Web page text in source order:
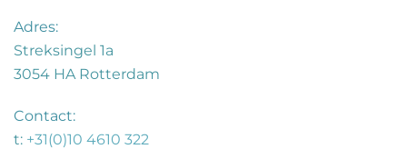
Adres:
Streksingel 1a
3054 HA Rotterdam
Contact:
t: +31(0)10 4610 322